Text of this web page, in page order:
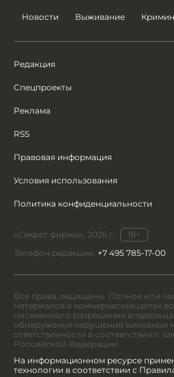
Новости Выживание
Редакция
Спецпроекты
Реклама
RSS
Правовая информация
Условия использования
Политика конфиденциальности
«Секрет фирмы», 2026 г.
18+
Телефон редакции: +7 495 785-17-00
Все права защищены. Полное или
материалов в коммерческих целях
письменного разрешения владельца
обнаружения нарушений виновные
ответственности в соответствии с
Российской Федерации.
На информационном ресурсе
технологии в соответствии с